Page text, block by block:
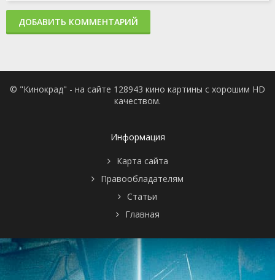
ДОБАВИТЬ КОММЕНТАРИЙ
© "Кинокрад" - на сайте 128943 кино картины с хорошим HD
качеством.
Информация
Карта сайта
Правообладателям
Статьи
Главная